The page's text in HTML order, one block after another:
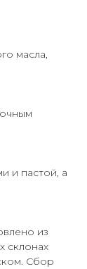
масла,
и пастой, а
из
склонах
Сбор